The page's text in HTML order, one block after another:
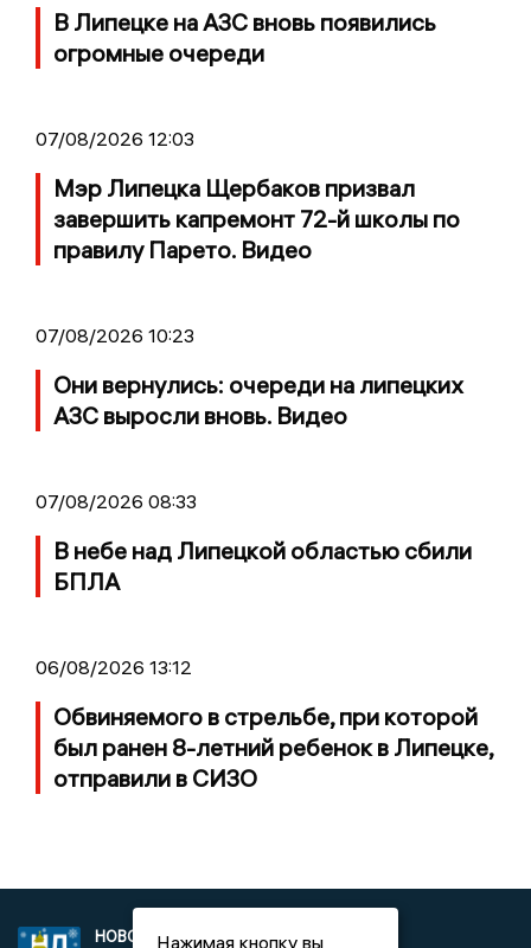
В Липецке на АЗС вновь появились
огромные очереди
07/08/2026 12:03
Мэр Липецка Щербаков призвал
завершить капремонт 72-й школы по
правилу Парето. Видео
07/08/2026 10:23
Они вернулись: очереди на липецких
АЗС выросли вновь. Видео
07/08/2026 08:33
В небе над Липецкой областью сбили
БПЛА
06/08/2026 13:12
Обвиняемого в стрельбе, при которой
был ранен 8-летний ребенок в Липецке,
отправили в СИЗО
НОВОСТИ
2021 © NEWSLIPETSK.RU | СИ
Нажимая кнопку вы